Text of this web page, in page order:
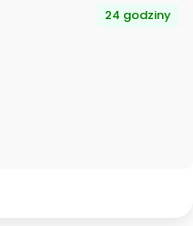
24 godziny